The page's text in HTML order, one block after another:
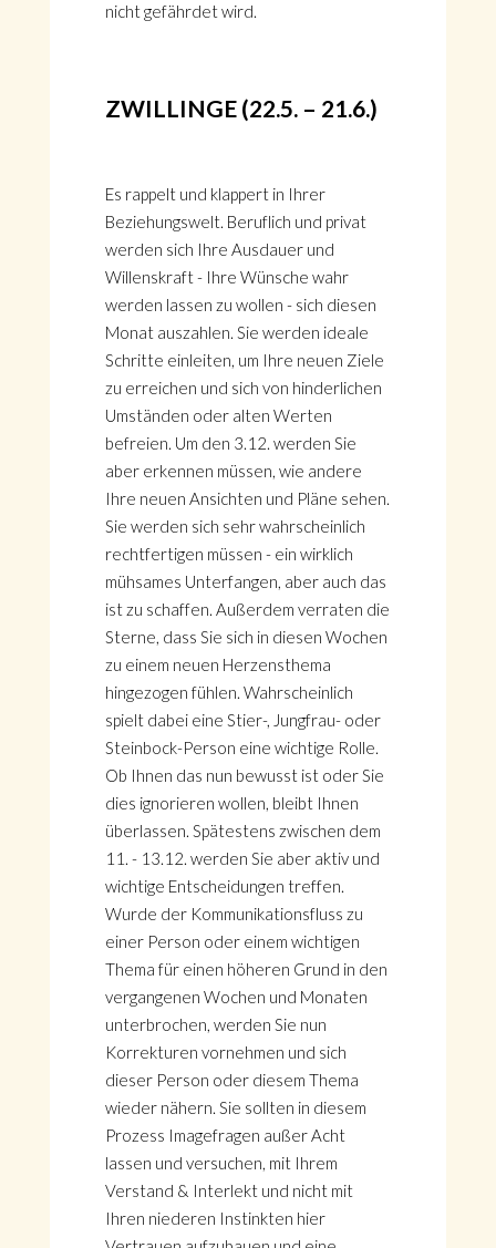
nicht gefährdet wird.
ZWILLINGE (22.5. – 21.6.)
Es rappelt und klappert in Ihrer
Beziehungswelt. Beruflich und privat
werden sich Ihre Ausdauer und
Willenskraft - Ihre Wünsche wahr
werden lassen zu wollen - sich diesen
Monat auszahlen. Sie werden ideale
Schritte einleiten, um Ihre neuen Ziele
zu erreichen und sich von hinderlichen
Umständen oder alten Werten
befreien. Um den 3.12. werden Sie
aber erkennen müssen, wie andere
Ihre neuen Ansichten und Pläne sehen.
Sie werden sich sehr wahrscheinlich
rechtfertigen müssen - ein wirklich
mühsames Unterfangen, aber auch das
ist zu schaffen. Außerdem verraten die
Sterne, dass Sie sich in diesen Wochen
zu einem neuen Herzensthema
hingezogen fühlen. Wahrscheinlich
spielt dabei eine Stier-, Jungfrau- oder
Steinbock-Person eine wichtige Rolle.
Ob Ihnen das nun bewusst ist oder Sie
dies ignorieren wollen, bleibt Ihnen
überlassen. Spätestens zwischen dem
11. - 13.12. werden Sie aber aktiv und
wichtige Entscheidungen treffen.
Wurde der Kommunikationsfluss zu
einer Person oder einem wichtigen
Thema für einen höheren Grund in den
vergangenen Wochen und Monaten
unterbrochen, werden Sie nun
Korrekturen vornehmen und sich
dieser Person oder diesem Thema
wieder nähern. Sie sollten in diesem
Prozess Imagefragen außer Acht
lassen und versuchen, mit Ihrem
Verstand & Interlekt und nicht mit
Ihren niederen Instinkten hier